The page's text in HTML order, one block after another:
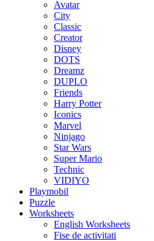
Avatar
City
Classic
Creator
Disney
DOTS
Dreamz
DUPLO
Friends
Harry Potter
Iconics
Marvel
Ninjago
Star Wars
Super Mario
Technic
VIDIYO
Playmobil
Puzzle
Worksheets
English Worksheets
Fise de activitati